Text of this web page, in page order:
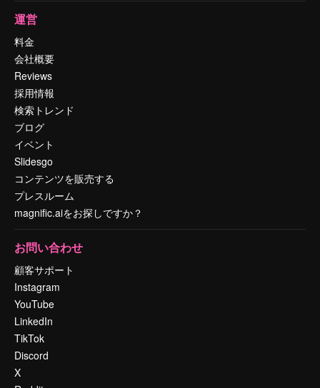
運営
料金
会社概要
Reviews
採用情報
検索トレンド
ブログ
イベント
Slidesgo
コンテンツを販売する
プレスルーム
magnific.aiをお探しですか？
お問い合わせ
顧客サポート
Instagram
YouTube
LinkedIn
TikTok
Discord
X